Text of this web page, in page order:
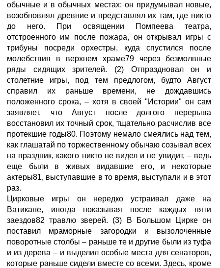
обычные и в обычных местах: он придумывал новые,
возобновлял древние и представлял их там, где никто
до него. При освящении Помпеева театра,
отстроенного им после пожара, он открывал игры с
трибуны посреди орхестры, куда спустился после
молебствия в верхнем храме79 через безмолвные
ряды сидящих зрителей. (2) Отпраздновал он и
столетние игры, под тем предлогом, будто Август
справил их раньше времени, не дождавшись
положенного срока, – хотя в своей "Истории" он сам
заявляет, что Август после долгого перерыва
восстановил их точный срок, тщательно расчислив все
протекшие годы80. Поэтому немало смеялись над тем,
как глашатай по торжественному обычаю созывал всех
на праздник, какого никто не видел и не увидит, – ведь
еще были в живых видавшие его, и некоторые
актеры81, выступавшие в то время, выступали и в этот
раз.
Цирковые игры он нередко устраивал даже на
Ватикане, иногда показывая после каждых пяти
заездов82 травлю зверей. (3) В Большом Цирке он
поставил мраморные загородки и вызолоченные
поворотные столбы – раньше те и другие были из туфа
и из дерева – и выделил особые места для сенаторов,
которые раньше сидели вместе со всеми. Здесь, кроме